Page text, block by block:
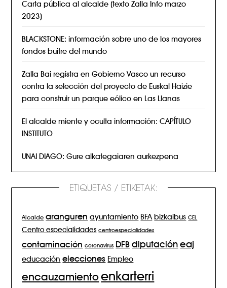
Carta pública al alcalde (texto Zalla Info marzo
2023)
BLACKSTONE: información sobre uno de los mayores
fondos buitre del mundo
Zalla Bai registra en Gobierno Vasco un recurso
contra la selección del proyecto de Euskal Haizie
para construir un parque eólico en Las Llanas
El alcalde miente y oculta información: CAPÍTULO
INSTITUTO
UNAI DIAGO: Gure alkategaiaren aurkezpena
ETIQUETAS / ETIKETAK:
Alcalde aranguren ayuntamiento BFA bizkaibus CEL
Centro especialidades centroespecialidades
contaminación coronavirus DFB diputación eaj
educación elecciones Empleo
encauzamiento enkarterri